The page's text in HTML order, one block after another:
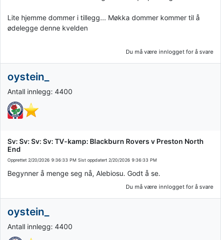
Lite hjemme dommer i tillegg... Møkka dommer kommer til å
ødelegge denne kvelden
Du må være innlogget for å svare
oystein_
Antall innlegg: 4400
Sv: Sv: Sv: Sv: TV-kamp: Blackburn Rovers v Preston North
End
Opprettet 2/20/2026 9:36:33 PM Sist oppdatert 2/20/2026 9:36:33 PM
Begynner å menge seg nå, Alebiosu. Godt å se.
Du må være innlogget for å svare
oystein_
Antall innlegg: 4400